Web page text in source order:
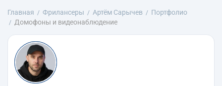
Главная Фрилансеры Артём Сарычев
Портфолио
Домофоны и видеонаблюдение